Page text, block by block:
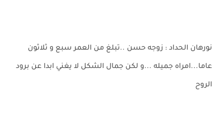
نورهان الحداد : زوجه حسن ..تبلغ من العمر سبع و ثلاثون
عاما...امراه جميله ...و لكن جمال الشكل لا يغني ابدا عن برود
الروح